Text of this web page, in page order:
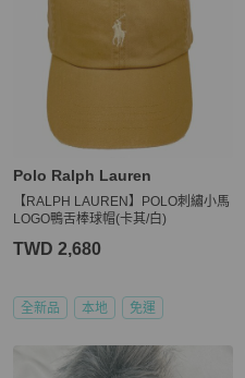
Polo Ralph Lauren
【RALPH LAUREN】POLO刺繡小馬
LOGO鴨舌棒球帽(卡其/白)
TWD 2,680
全新品 本地 免運